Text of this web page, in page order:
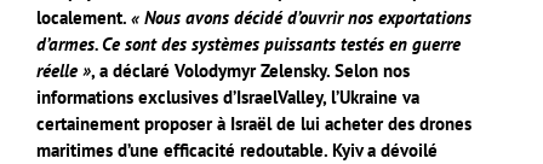
localement. « Nous avons décidé d’ouvrir nos exportations
d’armes. Ce sont des systèmes puissants testés en guerre
réelle », a déclaré Volodymyr Zelensky. Selon nos
informations exclusives d’IsraelValley, l’Ukraine va
certainement proposer à Israël de lui acheter des drones
maritimes d’une efficacité redoutable. Kyiv a dévoilé